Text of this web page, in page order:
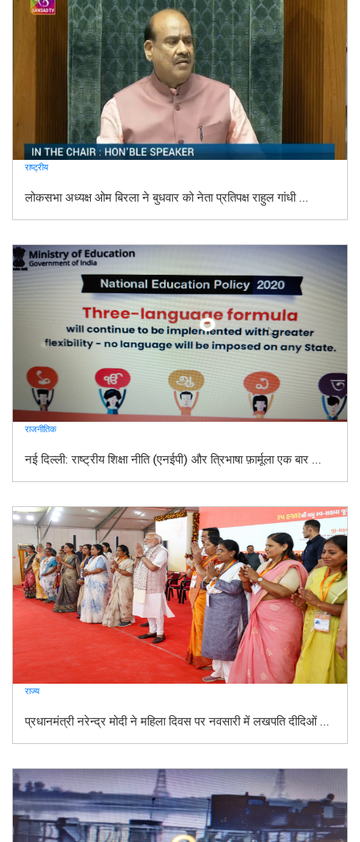
राष्ट्रीय
लोकसभा अध्यक्ष ओम बिरला ने बुधवार को नेता प्रतिपक्ष राहुल गांधी ...
राजनीतिक
नई दिल्ली: राष्ट्रीय शिक्षा नीति (एनईपी) और त्रिभाषा फ़ार्मूला एक बार ...
राज्य
प्रधानमंत्री नरेन्द्र मोदी ने महिला दिवस पर नवसारी में लखपति दीदिओं ...